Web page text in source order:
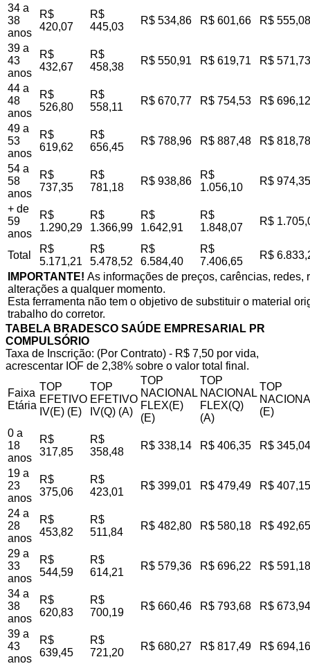
34 a
38
anos
R$
420,07
R$
445,03
R$ 534,86 R$ 601,66 R$ 555,08
39 a
43
anos
R$
432,67
R$
458,38
R$ 550,91 R$ 619,71 R$ 571,73
44 a
48
anos
R$
526,80
R$
558,11
R$ 670,77 R$ 754,53 R$ 696,12
49 a
53
anos
R$
619,62
R$
656,45
R$ 788,96 R$ 887,48 R$ 818,78
54 a
58
anos
R$
737,35
R$
781,18
R$ 938,86
R$
1.056,10
R$ 974,35
+ de
59
anos
R$
1.290,29
R$
1.366,99
R$
1.642,91
R$
1.848,07
R$
Total
R$
5.171,21
R$
5.478,52
R$
6.584,40
R$
7.406,65
R$
IMPORTANTE! As informações de preços, carências,
alterações a qualquer momento.
Esta ferramenta não tem o objetivo de substituir o material
trabalho do corretor.
TABELA BRADESCO SAÚDE EMPRESARIAL PR
COMPULSÓRIO
Taxa de Inscrição: (Por Contrato) - R$ 7,50 por vida,
acrescentar IOF de 2,38% sobre o valor total final.
Faixa
Etária
TOP
EFETIVO
IV(E) (E)
TOP
EFETIVO
IV(Q) (A)
TOP
NACIONAL
FLEX(E)
(E)
TOP
NACIONAL
FLEX(Q)
(A)
TOP
(E)
0 a
18
anos
R$
317,85
R$
358,48
R$ 338,14 R$ 406,35 R$ 345,04
19 a
23
anos
R$
375,06
R$
423,01
R$ 399,01 R$ 479,49 R$ 407,15
24 a
28
anos
R$
453,82
R$
511,84
R$ 482,80 R$ 580,18 R$ 492,65
29 a
33
anos
R$
544,59
R$
614,21
R$ 579,36 R$ 696,22 R$ 591,18
34 a
38
anos
R$
620,83
R$
700,19
R$ 660,46 R$ 793,68 R$ 673,94
39 a
43
anos
R$
639,45
R$
721,20
R$ 680,27 R$ 817,49 R$ 694,16